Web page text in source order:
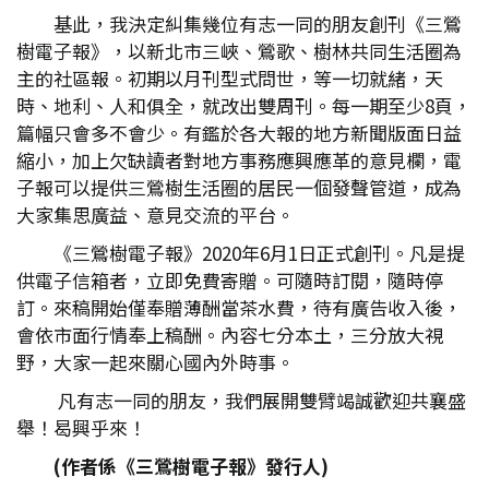
基此，我決定糾集幾位有志一同的朋友創刊《三鶯
樹電子報》，以新北市三峽、鶯歌、樹林共同生活圈為
主的社區報。初期以月刊型式問世，等一切就緒，天
時、地利、人和俱全，就改出雙周刊。每一期至少8頁，
篇幅只會多不會少。有鑑於各大報的地方新聞版面日益
縮小，加上欠缺讀者對地方事務應興應革的意見欄，電
子報可以提供三鶯樹生活圈的居民一個發聲管道，成為
大家集思廣益、意見交流的平台。
《三鶯樹電子報》2020年6月1日正式創刊。凡是提
供電子信箱者，立即免費寄贈。可隨時訂閱，隨時停
訂。來稿開始僅奉贈薄酬當茶水費，待有廣告收入後，
會依市面行情奉上稿酬。內容七分本土，三分放大視
野，大家一起來關心國內外時事。
凡有志一同的朋友，我們展開雙臂竭誠歡迎共襄盛
舉！曷興乎來！
(作者係《三鶯樹電子報》發行人)